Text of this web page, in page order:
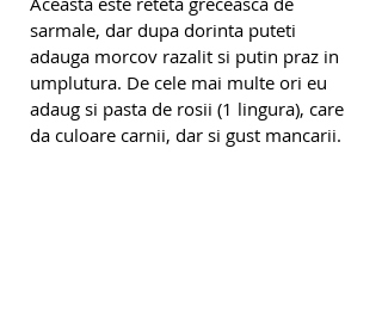
sarmale, dar dupa dorinta puteti
adauga morcov razalit si putin praz in
umplutura. De cele mai multe ori eu
adaug si pasta de rosii (1 lingura), care
da culoare carnii, dar si gust mancarii.